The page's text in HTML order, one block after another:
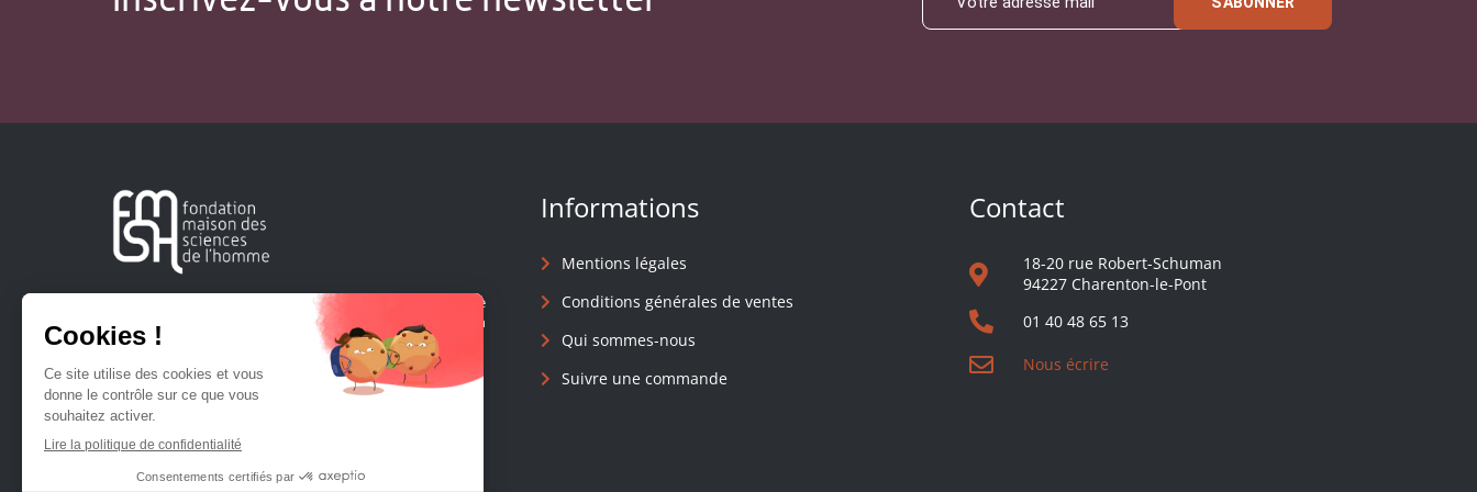
Créée en 1963, la Fondation Maison Sciences de l'Homme
soutient la recherche et la diffusion des connaissances en
sciences humaines et sociales.
Informations
Mentions légales
Conditions générales de ventes
Qui sommes-nous
Suivre une commande
Contact
18-20 rue Robert-Schuman
94227 Charenton-le-Pont
01 40 48 65 13
Nous écrire